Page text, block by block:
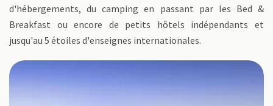
d'hébergements, du camping en passant par les Bed &
Breakfast ou encore de petits hôtels indépendants et
jusqu'au 5 étoiles d'enseignes internationales.